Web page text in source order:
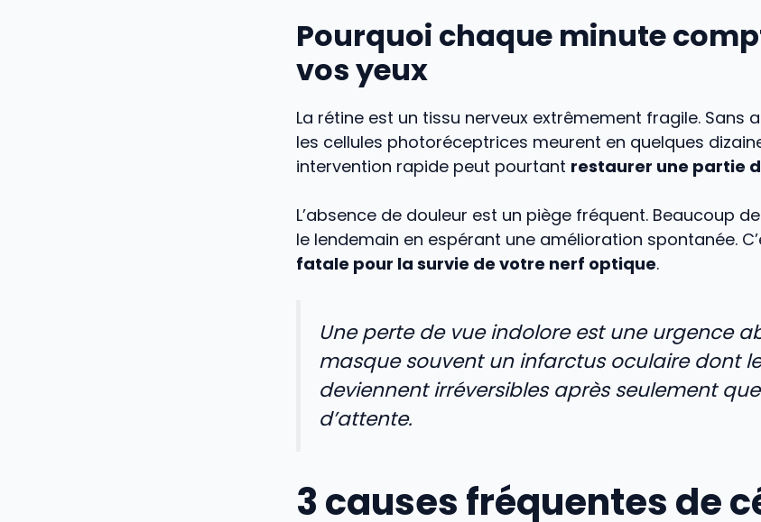
Pourquoi chaque minute
vos yeux
La rétine est un tissu nerveux extrêmement fragile. Sans
les cellules photoréceptrices meurent en quelques
intervention rapide peut pourtant restaurer une partie
L’absence de douleur est un piège fréquent. Beaucoup
le lendemain en espérant une amélioration spontanée.
fatale pour la survie de votre nerf optique.
Une perte de vue indolore est une urgence
masque souvent un infarctus oculaire dont
deviennent irréversibles après seulement
d’attente.
3 causes fréquentes de